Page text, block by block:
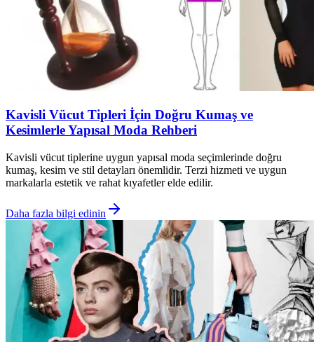
Kavisli Vücut Tipleri İçin Doğru Kumaş ve
Kesimlerle Yapısal Moda Rehberi
Kavisli vücut tiplerine uygun yapısal moda seçimlerinde doğru
kumaş, kesim ve stil detayları önemlidir. Terzi hizmeti ve uygun
markalarla estetik ve rahat kıyafetler elde edilir.
Daha fazla bilgi edinin